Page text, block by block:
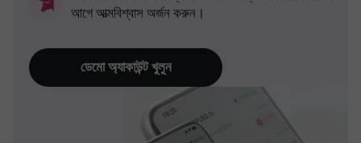
আগে আত্মবিশ্বাস অর্জন করুন।
ডেমো অ্যাকাউন্ট খুলুন